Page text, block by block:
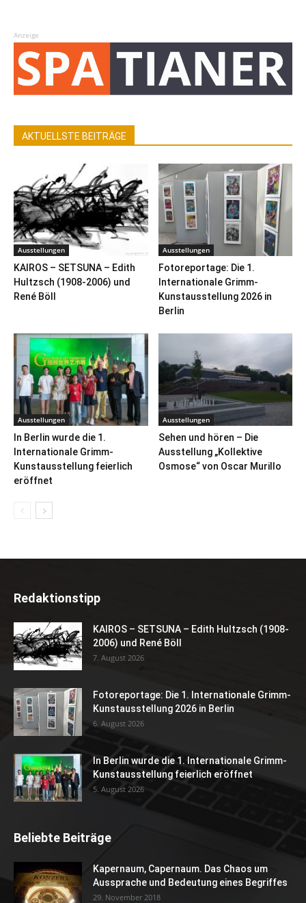
Anzeige
AKTUELLSTE BEITRÄGE
Ausstellungen
KAIROS – SETSUNA – Edith
Hultzsch (1908-2006) und
René Böll
Ausstellungen
Fotoreportage: Die 1.
Internationale Grimm-
Kunstausstellung 2026 in
Berlin
Ausstellungen
In Berlin wurde die 1.
Internationale Grimm-
Kunstausstellung feierlich
eröffnet
Ausstellungen
Sehen und hören – Die
Ausstellung „Kollektive
Osmose“ von Oscar Murillo
Redaktionstipp
KAIROS – SETSUNA – Edith Hultzsch (1908-
2006) und René Böll
7. August 2026
Fotoreportage: Die 1. Internationale Grimm-
Kunstausstellung 2026 in Berlin
6. August 2026
In Berlin wurde die 1. Internationale Grimm-
Kunstausstellung feierlich eröffnet
5. August 2026
Beliebte Beiträge
Kapernaum, Capernaum. Das Chaos um
Aussprache und Bedeutung eines Begriffes
29. November 2018